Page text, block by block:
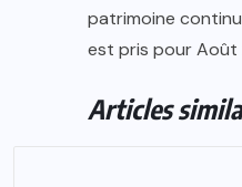
patrimoine
est pris pour Août
Articles